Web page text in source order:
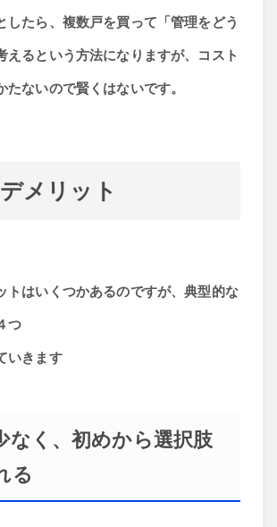
したら、複数戸を買って「管理をどう
えるという方法になりますが、コスト
たないので賢くはないです。
メリット
トはいくつかあるのですが、典型的な
つ
いきます
なく、初めから選択肢
る